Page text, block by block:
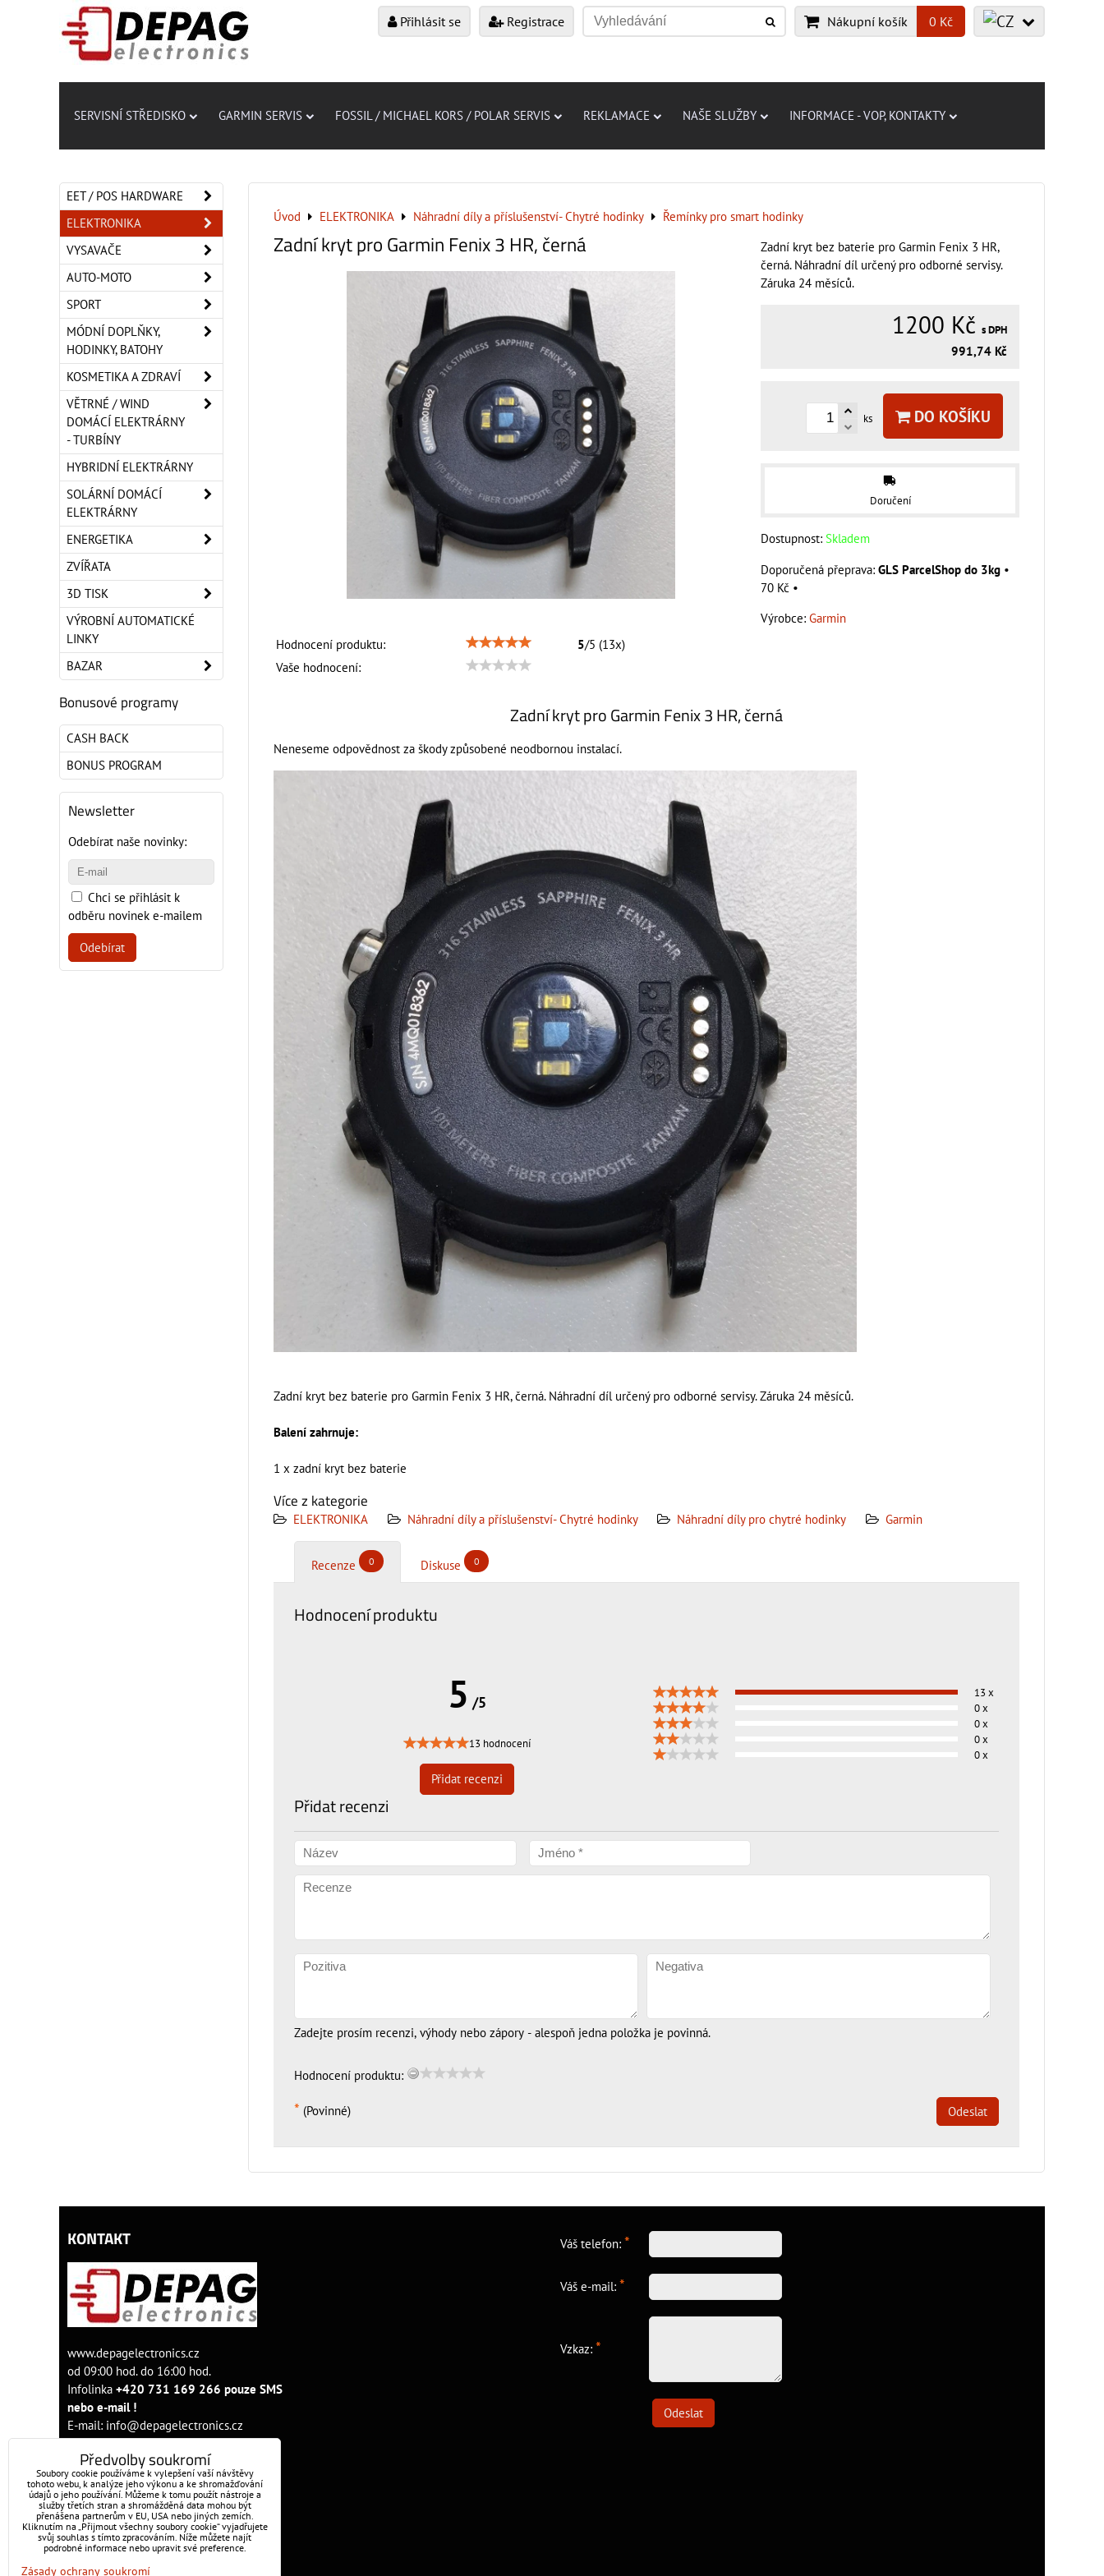
Přihlásit se Registrace Nákupní košík 0 Kč
SERVISNÍ STŘEDISKO GARMIN SERVIS FOSSIL / MICHAEL KORS / POLAR SERVIS REKLAMACE NAŠE SLUŽBY INFORMACE - VOP, KONTAKTY
Úvod ELEKTRONIKA Náhradní díly a příslušenství- Chytré hodinky Řemínky pro smart hodinky
Zadní kryt pro Garmin Fenix 3 HR, černá
Hodnocení produktu: 5/5 (13x)
Vaše hodnocení:
Zadní kryt bez baterie pro Garmin Fenix 3 HR,
černá. Náhradní díl určený pro odborné servisy.
Záruka 24 měsíců.
1200 Kč s DPH
991,74 Kč
ks DO KOŠÍKU
Doručení
Dostupnost: Skladem
GLS ParcelShop do 3kg •
70 Kč •
Výrobce: Garmin
Zadní kryt pro Garmin Fenix 3 HR, černá
Neneseme odpovědnost za škody způsobené neodbornou instalací.
Zadní kryt bez baterie pro Garmin Fenix 3 HR, černá. Náhradní díl určený pro odborné servisy. Záruka 24 měsíců.
Balení zahrnuje:
1 x zadní kryt bez baterie
Více z kategorie
ELEKTRONIKA Náhradní díly a příslušenství- Chytré hodinky Náhradní díly pro chytré hodinky Garmin
Recenze 0 Diskuse 0
Hodnocení produktu
5 /5
13 hodnocení
Přidat recenzi
13 x
0 x
0 x
0 x
0 x
Přidat recenzi
Zadejte prosím recenzi, výhody nebo zápory - alespoň jedna položka je povinná.
Hodnocení produktu:
* (Povinné) Odeslat
EET / POS HARDWARE
ELEKTRONIKA
VYSAVAČE
AUTO-MOTO
SPORT
MÓDNÍ DOPLŇKY,
HODINKY, BATOHY
KOSMETIKA A ZDRAVÍ
VĚTRNÉ / WIND
DOMÁCÍ ELEKTRÁRNY
- TURBÍNY
HYBRIDNÍ ELEKTRÁRNY
SOLÁRNÍ DOMÁCÍ
ELEKTRÁRNY
ENERGETIKA
ZVÍŘATA
3D TISK
VÝROBNÍ AUTOMATICKÉ
LINKY
BAZAR
Bonusové programy
CASH BACK
BONUS PROGRAM
Newsletter
Odebírat naše novinky:
Chci se přihlásit k
odběru novinek e-mailem
Odebírat
KONTAKT
www.depagelectronics.cz
od 09:00 hod. do 16:00 hod.
Infolinka +420 731 169 266 pouze SMS
nebo e-mail !
E-mail: info@depagelectronics.cz
OBJEDNÁVKY
Váš telefon: *
Váš e-mail: *
Vzkaz: *
Odeslat
Předvolby soukromí
Soubory cookie používáme k vylepšení vaší návštěvy
tohoto webu, k analýze jeho výkonu a ke shromažďování
údajů o jeho používání. Můžeme k tomu použít nástroje a
služby třetích stran a shromážděná data mohou být
přenášena partnerům v EU, USA nebo jiných zemích.
Kliknutím na „Přijmout všechny soubory cookie“ vyjadřujete
svůj souhlas s tímto zpracováním. Níže můžete najít
podrobné informace nebo upravit své preference.
Zásady ochrany soukromí